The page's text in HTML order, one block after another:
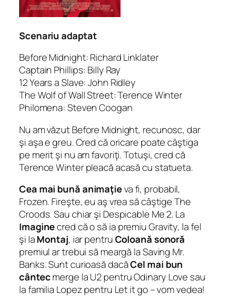
Scenariu adaptat
Before Midnight: Richard Linklater
Captain Phillips: Billy Ray
12 Years a Slave: John Ridley
The Wolf of Wall Street: Terence Winter
Philomena: Steven Coogan
Nu am văzut Before Midnight, recunosc, dar
şi aşa e greu. Cred că oricare poate câştiga
pe merit şi nu am favoriţi. Totuşi, cred că
Terence Winter pleacă acasă cu statueta.
Cea mai bună animaţieva fi, probabil,
Frozen. Fireşte, eu aş vrea să câştige The
Croods. Sau chiar şi Despicable Me 2. La
Imaginecred că o să ia premiu Gravity, la fel
şi laMontaj, iar pentruColoană sonoră
premiul ar trebui să meargă la Saving Mr.
Banks. Sunt curioasă dacăCel mai bun
cântecmerge la U2 pentru Odinary Love sau
la familia Lopez pentru Let it go – vom vedea!